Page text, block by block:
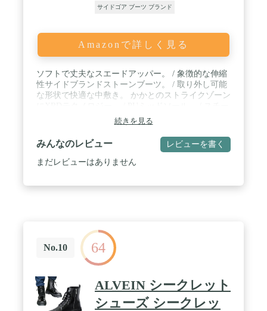
サイドゴア ブーツ ブランド
Amazonで詳しく見る
ソフトで丈夫なスエードアッパー。 / 象徴的な伸縮
性サイドブランドストーンブーツ。 / 取り外し可能
な形状で快適な中敷き。 かかとのストライクゾーン
ルシャンクが足の安定性を実現。
続きを見る
みんなのレビュー レビューを書く
まだレビューはありません
No.10 64
ALVEIN シークレット
シューズ シークレッ